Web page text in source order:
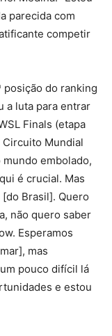
parecida com
competir
posição do ranking
a luta para entrar
Finals (etapa
Mundial
embolado,
é crucial. Mas
Brasil]. Quero
não quero saber
Esperamos
mas
pouco difícil lá
e estou